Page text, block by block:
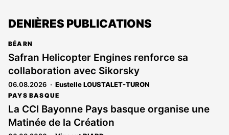
DENIÈRES PUBLICATIONS
BÉARN
Safran Helicopter Engines renforce sa
collaboration avec Sikorsky
06.08.2026 Eustelle LOUSTALET-TURON
PAYS BASQUE
La CCI Bayonne Pays basque organise une
Matinée de la Création